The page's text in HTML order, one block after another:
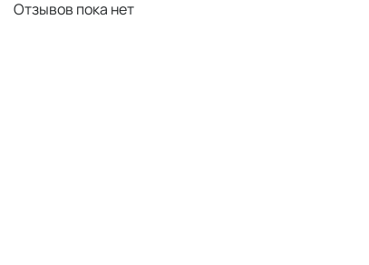
Отзывов пока нет